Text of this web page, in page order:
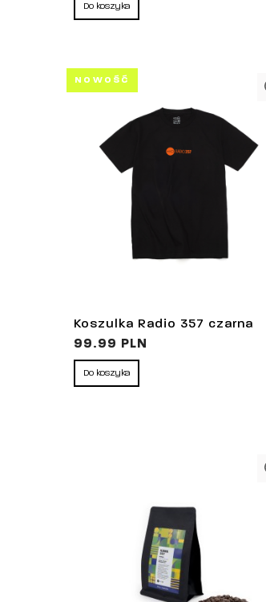
Do koszyka
Koszulka Radio 357 czarna
99.99 PLN
Do koszyka
NOWOŚĆ